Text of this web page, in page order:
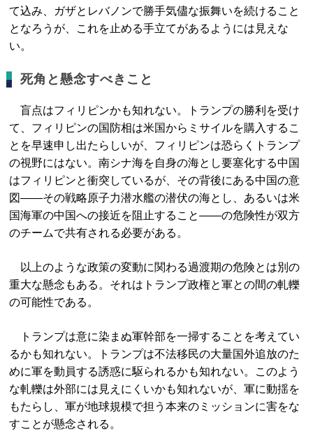
て込み、ガザとレバノンで勝手気儘な振舞いを続けること
となろうが、これを止める手立てがあるようには見えな
い。
死角と懸念すべきこと
盲点はフィリピンかも知れない。トランプの勝利を受け
て、フィリピンの国防相は米国からミサイルを購入するこ
とを早速申し出たらしいが、フィリピンは恐らくトランプ
の視野にはない。南シナ海を自身の海とし要塞化する中国
はフィリピンと衝突しているが、その背後にある中国の意
図――その戦略原子力潜水艦の潜伏の海とし、あるいは米
国海軍の中国への接近を阻止すること――の危険性が双方
のチームで共有される必要がある。
以上のような政策の変動に関わる過渡期の危険とは別の
重大な懸念もある。それはトランプ政権と軍との間の軋轢
の可能性である。
トランプは意に染まぬ軍幹部を一掃することを考えてい
るかも知れない。トランプは不法移民の大量国外追放のた
めに軍を動員する誘惑に駆られるかも知れない。このよう
な軋轢は外部には見えにくいかも知れないが、軍に動揺を
もたらし、軍が地球規模で担う本来のミッションに害をな
すことが懸念される。